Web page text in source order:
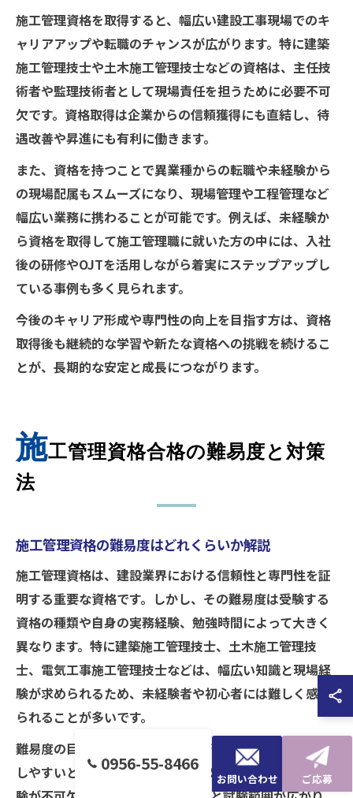
施工管理資格を取得すると、幅広い建設工事現場でのキ
ャリアアップや転職のチャンスが広がります。特に建築
施工管理技士や土木施工管理技士などの資格は、主任技
術者や監理技術者として現場責任を担うために必要不可
欠です。資格取得は企業からの信頼獲得にも直結し、待
遇改善や昇進にも有利に働きます。
また、資格を持つことで異業種からの転職や未経験から
の現場配属もスムーズになり、現場管理や工程管理など
幅広い業務に携わることが可能です。例えば、未経験か
ら資格を取得して施工管理職に就いた方の中には、入社
後の研修やOJTを活用しながら着実にステップアップし
ている事例も多く見られます。
今後のキャリア形成や専門性の向上を目指す方は、資格
取得後も継続的な学習や新たな資格への挑戦を続けるこ
とが、長期的な安定と成長につながります。
施工管理資格合格の難易度と対策
法
施工管理資格の難易度はどれくらいか解説
施工管理資格は、建設業界における信頼性と専門性を証
明する重要な資格です。しかし、その難易度は受験する
資格の種類や自身の実務経験、勉強時間によって大きく
異なります。特に建築施工管理技士、土木施工管理技
士、電気工事施工管理技士などは、幅広い知識と現場経
験が求められるため、未経験者や初心者には難しく感じ
られることが多いです。
難易度の目安としては、2級施工管理技士は比較的取得
しやすいとされていますが、それでも基礎知識や実務経
0956-55-8466
お問い合わせ ご応募